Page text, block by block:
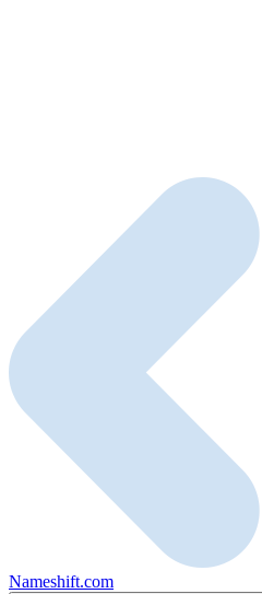
Nameshift.com